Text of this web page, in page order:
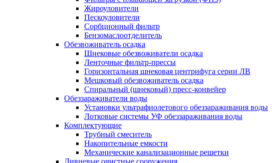
Жироуловители
Пескоуловители
Сорбционный фильтр
Бензомаслоотделитель
Обезвоживатель осадка
Шнековые обезвоживатели осадка
Ленточные фильтр-прессы
Горизонтальная шнековая центрифуга серии ЛВ
Мешковый обезвоживатель осадка
Спиральный (шнековый) пресс-конвейер
Обеззараживатели воды
Установки ультрафиолетового обеззараживания воды
Лотковые системы УФ обеззараживания воды
Комплектующие
Трубный смеситель
Накопительные емкости
Механические канализационные решетки
Ливневые очистные сооружения